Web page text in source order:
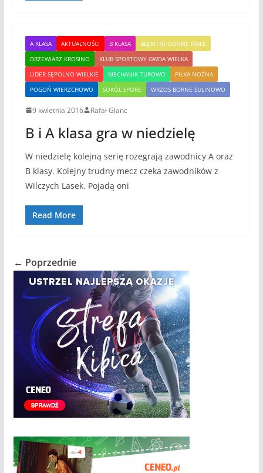
A KLASA AKTUALNOŚCI B KLASA
BŁĘKITNI GONNE MAŁE
DRZEWIARZ KROSINO
KLUB SPORTOWY GWDA WIELKA
LIDER SĘPOLNO WIELKIE
MECHANIK TUROWO
PIŁKA NOŻNA
POGOŃ WIERZCHOWO
SOKÓŁ SPORE WRZOS BORNE SULINOWO
9 kwietnia 2016 Rafał Glanc
B i A klasa gra w niedzielę
W niedzielę kolejną serię rozegrają zawodnicy A oraz
B klasy. Kolejny trudny mecz czeka zawodników z
Wilczych Lasek. Pojadą oni
Read More
← Poprzednie